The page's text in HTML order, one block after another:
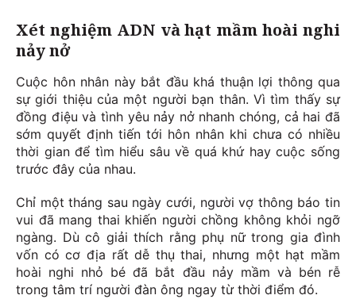
Xét nghiệm ADN và hạt mầm hoài nghi
nảy nở
Cuộc hôn nhân này bắt đầu khá thuận lợi thông qua
sự giới thiệu của một người bạn thân. Vì tìm thấy sự
đồng điệu và tình yêu nảy nở nhanh chóng, cả hai đã
sớm quyết định tiến tới hôn nhân khi chưa có nhiều
thời gian để tìm hiểu sâu về quá khứ hay cuộc sống
trước đây của nhau.
Chỉ một tháng sau ngày cưới, người vợ thông báo tin
vui đã mang thai khiến người chồng không khỏi ngỡ
ngàng. Dù cô giải thích rằng phụ nữ trong gia đình
vốn có cơ địa rất dễ thụ thai, nhưng một hạt mầm
hoài nghi nhỏ bé đã bắt đầu nảy mầm và bén rễ
trong tâm trí người đàn ông ngay từ thời điểm đó.